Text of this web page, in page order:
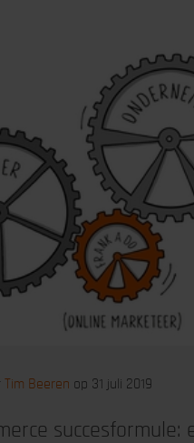
Tim Beeren op 31 juli 2019
succesformule: